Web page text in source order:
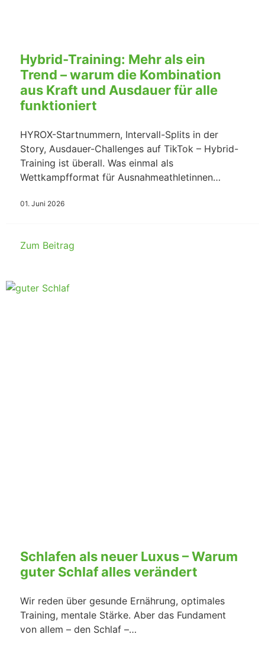
Hybrid-Training: Mehr als ein
Trend – warum die Kombination
aus Kraft und Ausdauer für alle
funktioniert
HYROX-Startnummern, Intervall-Splits in der
Story, Ausdauer-Challenges auf TikTok – Hybrid-
Training ist überall. Was einmal als
Wettkampfformat für Ausnahmeathletinnen…
01. Juni 2026
Zum Beitrag
Schlafen als neuer Luxus – Warum
guter Schlaf alles verändert
Wir reden über gesunde Ernährung, optimales
Training, mentale Stärke. Aber das Fundament
von allem – den Schlaf –…